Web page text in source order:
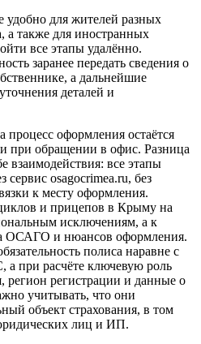
для жителей разных
также для иностранных
все этапы удалённо.
заранее передать сведения о
а дальнейшие
деталей и
оформления остаётся
при обращении в офис. Разница
взаимодействия: все этапы
сервис osagocrimea.ru, без
к месту оформления.
и прицепов в Крыму на
исключениям, а к
ОСАГО и нюансов оформления.
полиса наравне с
при расчёте ключевую роль
регион регистрации и данные о
учитывать, что они
объект страхования, в том
лиц и ИП.